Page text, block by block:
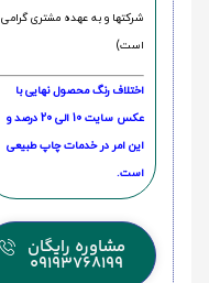
شرکتها و به عهده مشتری گرامی
است)
اختلاف رنگ محصول نهایی با
عکس سایت 10 الی 20 درصد و
این امر در خدمات چاپ طبیعی
است.
مشاوره رایگان
09193768199